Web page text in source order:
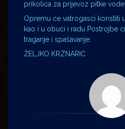
prikolica za prijevoz pitke vode.
Opremu će vatrogasci koristiti
kao i u obuci i radu Postrojbe
traganje i spašavanje.
ŽELJKO KRZNARIĆ